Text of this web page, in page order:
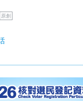
原創